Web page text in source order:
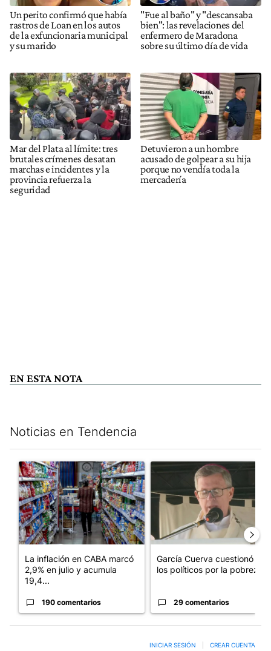
Un perito confirmó que había
rastros de Loan en los autos
de la exfuncionaria municipal
y su marido
"Fue al baño" y "descansaba
bien": las revelaciones del
enfermero de Maradona
sobre su último día de vida
Mar del Plata al límite: tres
brutales crímenes desatan
marchas e incidentes y la
provincia refuerza la
seguridad
Detuvieron a un hombre
acusado de golpear a su hija
porque no vendía toda la
mercadería
EN ESTA NOTA
Noticias en Tendencia
Un artículo de tendencia con el título "La inflación en CABA
La inflación en CABA marcó
2,9% en julio y acumula
19,4...
190 comentarios
Un artículo de tendencia con
García Cuerva cuestionó a
los políticos por la pobreza
29 comentarios
INICIAR SESIÓN CREAR CUENTA